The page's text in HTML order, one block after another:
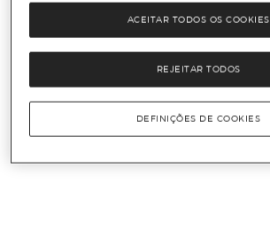
REJEITAR TODOS
ACEITAR TODOS OS COOKIES
DEFINIÇÕES DE COOKIES